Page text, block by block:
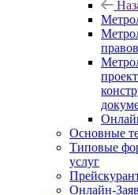
Основные
Типовые
услуг
Онлайн-